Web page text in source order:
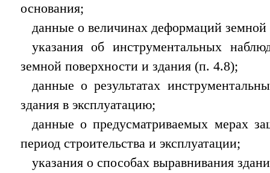
основания;
данные о величинах деформаций земной
указания об инструментальных
земной поверхности и здания (п. 4.8);
данные о результатах
здания в эксплуатацию;
данные о предусматриваемых мерах
период строительства и эксплуатации;
указания о способах выравнивания